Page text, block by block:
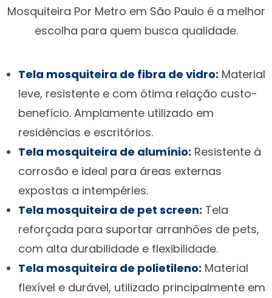
Mosquiteira Por Metro em São Paulo é a melhor
escolha para quem busca qualidade.
Tela mosquiteira de fibra de vidro: Material
leve, resistente e com ótima relação custo-
benefício. Amplamente utilizado em
residências e escritórios.
Tela mosquiteira de alumínio: Resistente à
corrosão e ideal para áreas externas
expostas a intempéries.
Tela mosquiteira de pet screen: Tela
reforçada para suportar arranhões de pets,
com alta durabilidade e flexibilidade.
Tela mosquiteira de polietileno: Material
flexível e durável, utilizado principalmente em